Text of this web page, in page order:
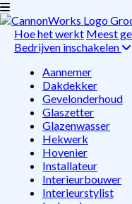
Hoe het werkt Meest
Bedrijven inschakelen
Aannemer
Dakdekker
Gevelonderhoud
Glaszetter
Glazenwasser
Hekwerk
Hovenier
Installateur
Interieurbouwer
Interieurstylist